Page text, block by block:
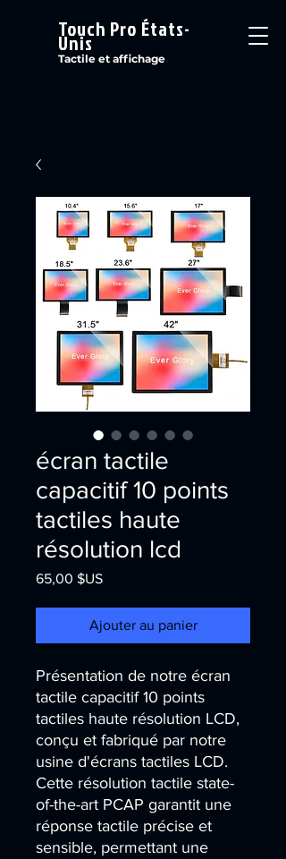
Touch Pro États-
Unis
Tactile et affichage
écran tactile
capacitif 10 points
tactiles haute
résolution lcd
65,00 $USPrix
Ajouter au panier
Présentation de notre écran
tactile capacitif 10 points
tactiles haute résolution LCD,
conçu et fabriqué par notre
usine d'écrans tactiles LCD.
Cette résolution tactile state-
of-the-art PCAP garantit une
réponse tactile précise et
sensible, permettant une